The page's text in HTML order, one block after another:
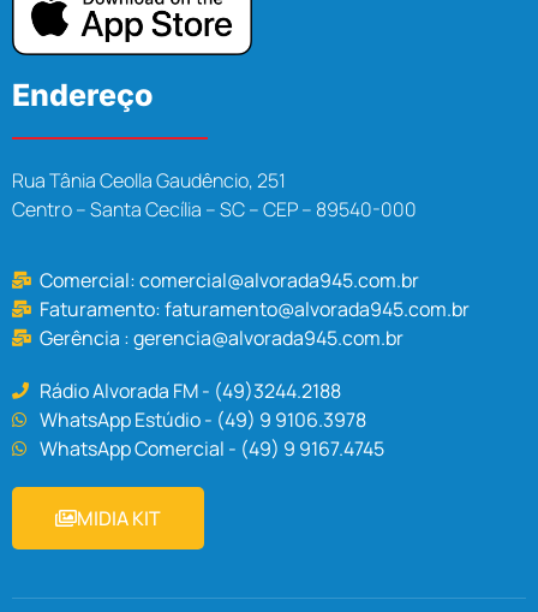
Endereço
Rua Tânia Ceolla Gaudêncio, 251
Centro – Santa Cecília – SC – CEP – 89540-000
Comercial:comercial@alvorada945.com.br
Faturamento:faturamento@alvorada945.com.br
Gerência :gerencia@alvorada945.com.br
Rádio Alvorada FM - (49)3244.2188
WhatsApp Estúdio - (49) 9 9106.3978
WhatsApp Comercial - (49) 9 9167.4745
MIDIA KIT